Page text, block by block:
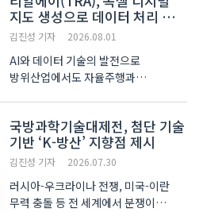
나보로스(NAVOROS)는 드론에
에어백을 탑재해 ..
지도 생성으로 데이터 처리 속도
개선
김진성 기자 2026.08.01
AI와 데이터 기술의 발전으로
방위산업에서도 자율주행과
안정적인 확보와 전송이 어려운 만큼
데이터를 효율적으로 압축·처리하는
기술의 중요성이 커지고 있다.
티알에이(TR..
국방과학기술대제전, 첨단 기술
기반 ‘K-방산’ 지향점 제시
김진성 기자 2026.07.30
러시아-우크라이나 전쟁, 미국-이란
무력 충돌 등 전 세계에서 분쟁이